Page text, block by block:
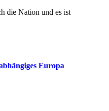
Europa